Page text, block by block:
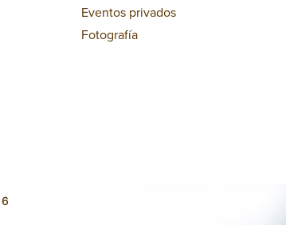
Eventos privados
Fotografía